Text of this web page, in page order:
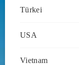
Türkei
USA
Vietnam